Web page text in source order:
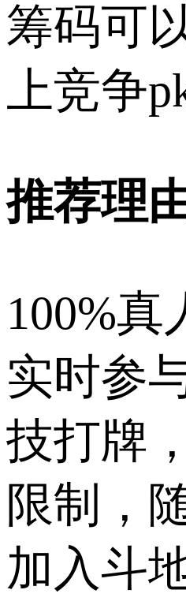
筹码可
上竞争
推荐理
100%真
实时参
技打牌
限制，
加入斗